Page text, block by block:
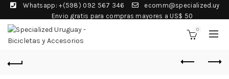
Whatsapp: +(598) 092 567 346
ecomm@specialized.uy
Envio gratis para compras mayores a US$ 50
0